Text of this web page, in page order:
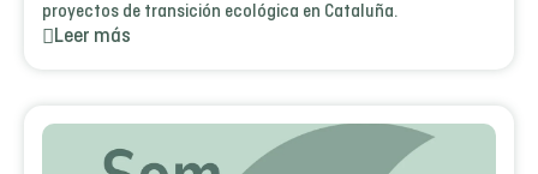
proyectos de transición ecológica en Cataluña.
Leer más